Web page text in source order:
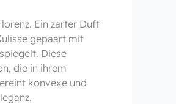
Ein zarter Duft
gepaart mit
Diese
die in ihrem
konvexe und